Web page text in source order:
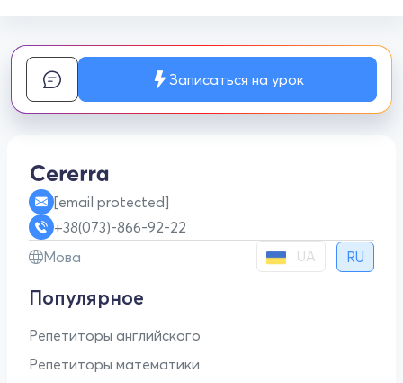
Записаться на урок
[email protected]
+38(073)-866-92-22
Мова
UA RU
Популярное
Репетиторы английского
Репетиторы математики